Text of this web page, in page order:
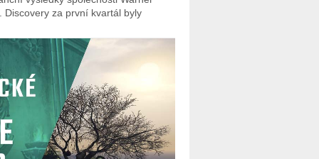
Discovery za první kvartál byly